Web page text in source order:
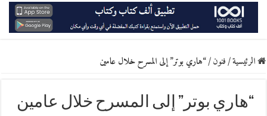
الرئيسية/فنون/“هاري بوتر” إلى المسرح خلال عامين
“هاري بوتر” إلى المسرح خلال عامين